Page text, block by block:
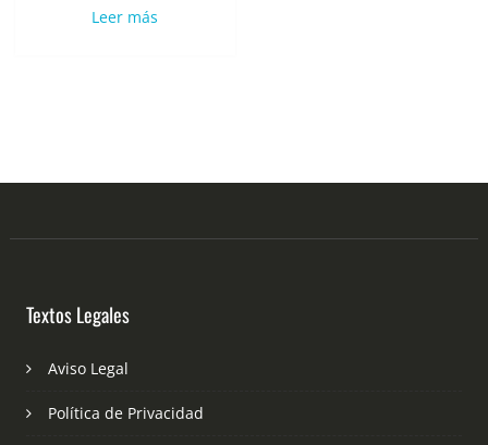
Leer más
Textos Legales
Aviso Legal
Política de Privacidad